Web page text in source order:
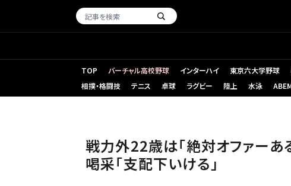
TOP バーチャル高校野球 インターハイ 東京六大学野球
相撲・格闘技
テニス 卓球 ラグビー 陸上 水泳
戦力外22歳は「絶対オファー
喝采「支配下いける」